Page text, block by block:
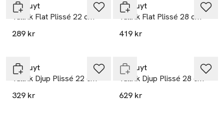
Pillivuyt
Tallrik Flat Plissé 22 cm
289 kr
Pillivuyt
Tallrik Flat Plissé 28 cm
419 kr
Pillivuyt
Tallrik Djup Plissé 22 cm
329 kr
Pillivuyt
Tallrik Djup Plissé 28 cm
629 kr